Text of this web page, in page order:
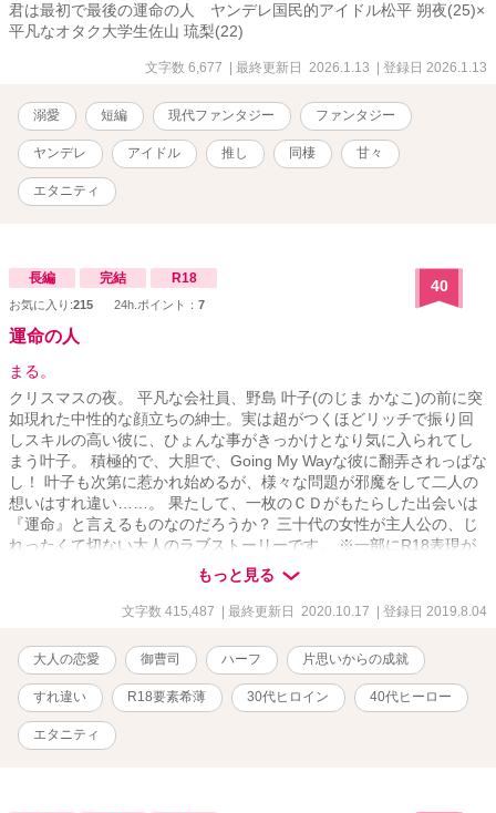
君は最初で最後の運命の人 ヤンデレ国民的アイドル松平 朔夜(25)×
平凡なオタク大学生佐山 琉梨(22)
文字数 6,677 | 最終更新日 2026.1.13 | 登録日 2026.1.13
溺愛 短編 現代ファンタジー ファンタジー
ヤンデレ アイドル 推し 同棲 甘々
エタニティ
長編 完結 R18
お気に入り:215 24h.ポイント： 7
40
運命の人
まる。
クリスマスの夜。 平凡な会社員、野島 叶子(のじま かなこ)の前に突
如現れた中性的な顔立ちの紳士。実は超がつくほどリッチで振り回
しスキルの高い彼に、ひょんな事がきっかけとなり気に入られてし
まう叶子。 積極的で、大胆で、Going My Wayな彼に翻弄されっぱな
し！ 叶子も次第に惹かれ始めるが、様々な問題が邪魔をして二人の
想いはすれ違い……。 果たして、一枚のＣＤがもたらした出会いは
『運命』と言えるものなのだろうか？ 三十代の女性が主人公の、じ
れったくて切ない大人のラブストーリーです。 ※一部にR18表現が
含まれます。 ※拙作『運命の人』のスピンオフ『Ｂ級彼女とＳ級彼
氏』（完結済）も、宜しければどうぞご覧ください。
もっと見る
文字数 415,487 | 最終更新日 2020.10.17 | 登録日 2019.8.04
大人の恋愛 御曹司 ハーフ 片思いからの成就
すれ違い R18要素希薄 30代ヒロイン 40代ヒーロー
エタニティ